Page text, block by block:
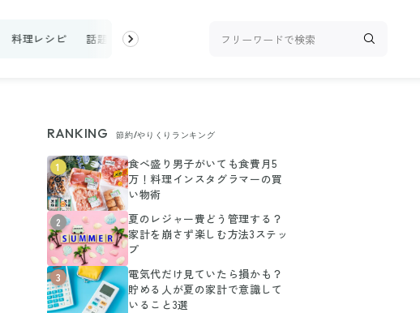
料理レシピ 話題 トップ ランキング お金 家事テク
RANKING 節約/やりくりランキング
1
食べ盛り男子がいても食費月5
万！料理インスタグラマーの買
い物術
2
夏のレジャー費どう管理する？
家計を崩さず楽しむ方法3ステッ
プ
3
電気代だけ見ていたら損かも？
貯める人が夏の家計で意識して
いること3選